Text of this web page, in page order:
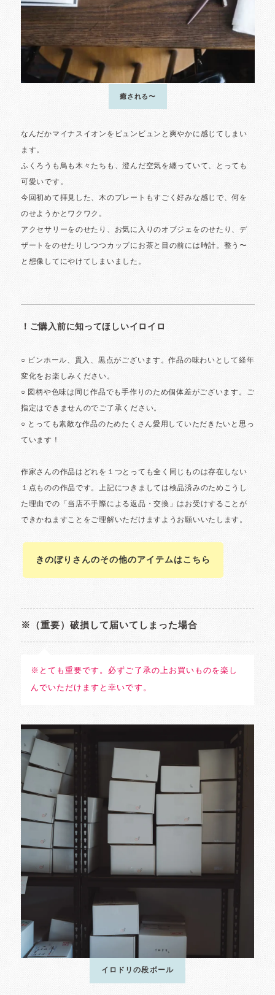
きのぼりさんのその他のアイテムはこちら
※（重要）破損して届いてしまった場合
※とても重要です。必ずご了承の上お買いものを楽し
んでいただけますと幸いです。
イロドリの段ボール